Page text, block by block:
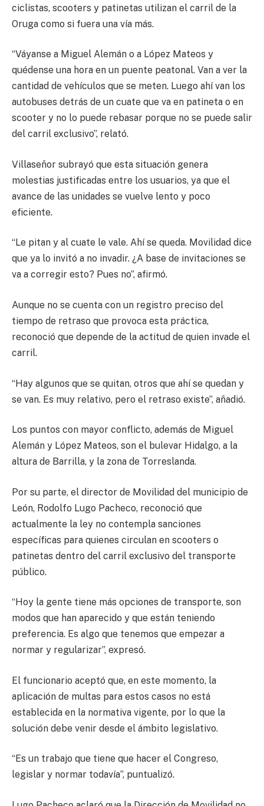
ciclistas, scooters y patinetas utilizan el carril de la
Oruga como si fuera una vía más.
“Váyanse a Miguel Alemán o a López Mateos y
quédense una hora en un puente peatonal. Van a ver la
cantidad de vehículos que se meten. Luego ahí van los
autobuses detrás de un cuate que va en patineta o en
scooter y no lo puede rebasar porque no se puede salir
del carril exclusivo”, relató.
Villaseñor subrayó que esta situación genera
molestias justificadas entre los usuarios, ya que el
avance de las unidades se vuelve lento y poco
eficiente.
“Le pitan y al cuate le vale. Ahí se queda. Movilidad dice
que ya lo invitó a no invadir. ¿A base de invitaciones se
va a corregir esto? Pues no”, afirmó.
Aunque no se cuenta con un registro preciso del
tiempo de retraso que provoca esta práctica,
reconoció que depende de la actitud de quien invade el
carril.
“Hay algunos que se quitan, otros que ahí se quedan y
se van. Es muy relativo, pero el retraso existe”, añadió.
Los puntos con mayor conflicto, además de Miguel
Alemán y López Mateos, son el bulevar Hidalgo, a la
altura de Barrilla, y la zona de Torreslanda.
Por su parte, el director de Movilidad del municipio de
León, Rodolfo Lugo Pacheco, reconoció que
actualmente la ley no contempla sanciones
específicas para quienes circulan en scooters o
patinetas dentro del carril exclusivo del transporte
público.
“Hoy la gente tiene más opciones de transporte, son
modos que han aparecido y que están teniendo
preferencia. Es algo que tenemos que empezar a
normar y regularizar”, expresó.
El funcionario aceptó que, en este momento, la
aplicación de multas para estos casos no está
establecida en la normativa vigente, por lo que la
solución debe venir desde el ámbito legislativo.
“Es un trabajo que tiene que hacer el Congreso,
legislar y normar todavía”, puntualizó.